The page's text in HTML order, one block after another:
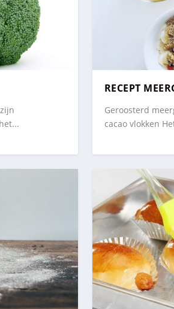
RECEPT
Geroosterd
cacao vlokken